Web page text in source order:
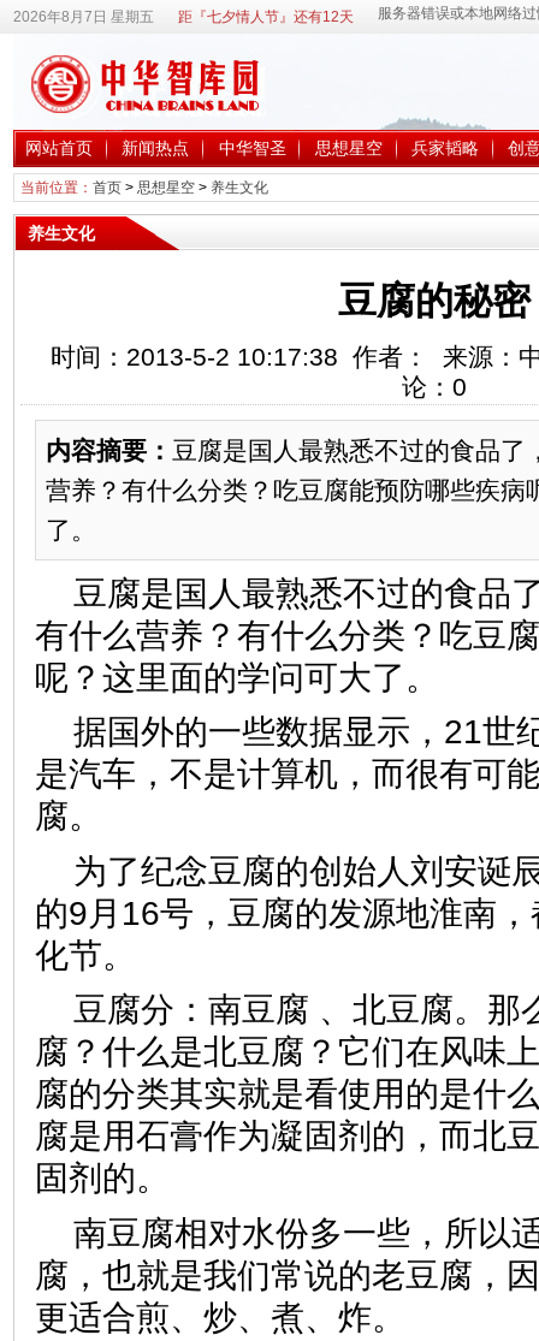
2026年8月7日 星期五 距『七夕情人节』还有12天
网站首页 新闻热点 中华智圣 思想星空 兵家韬略 创
当前位置： 首页> 思想星空> 养生文化
养生文化
豆腐的秘密
时间：2013-5-2 10:17:38 作者： 来源：
论： 0
内容摘要： 豆腐是国人最熟悉不过的食品了
营养？有什么分类？吃豆腐能预防哪些疾病
了。
豆腐是国人最熟悉不过的食品
有什么营养？有什么分类？吃豆
呢？这里面的学问可大了。
据国外的一些数据显示，21世
是汽车，不是计算机，而很有可
腐。
为了纪念豆腐的创始人刘安诞
的9月16号，豆腐的发源地淮南
化节。
豆腐分：南豆腐 、北豆腐。那
腐？什么是北豆腐？它们在风味
腐的分类其实就是看使用的是什
腐是用石膏作为凝固剂的，而北
固剂的。
南豆腐相对水份多一些，所以
腐，也就是我们常说的老豆腐，
更适合煎、炒、煮、炸。